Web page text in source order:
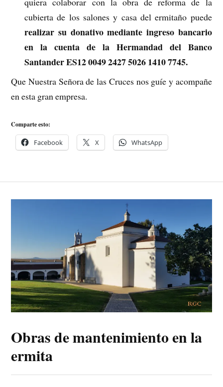
cubierta de los salones y casa del ermitaño puede
realizar su donativo mediante ingreso bancario
en la cuenta de la Hermandad del Banco
Santander ES12 0049 2427 5026 1410 7745.
Que Nuestra Señora de las Cruces nos guíe y acompañe
en esta gran empresa.
Comparte esto:
Facebook X WhatsApp
Obras de mantenimiento en la
ermita